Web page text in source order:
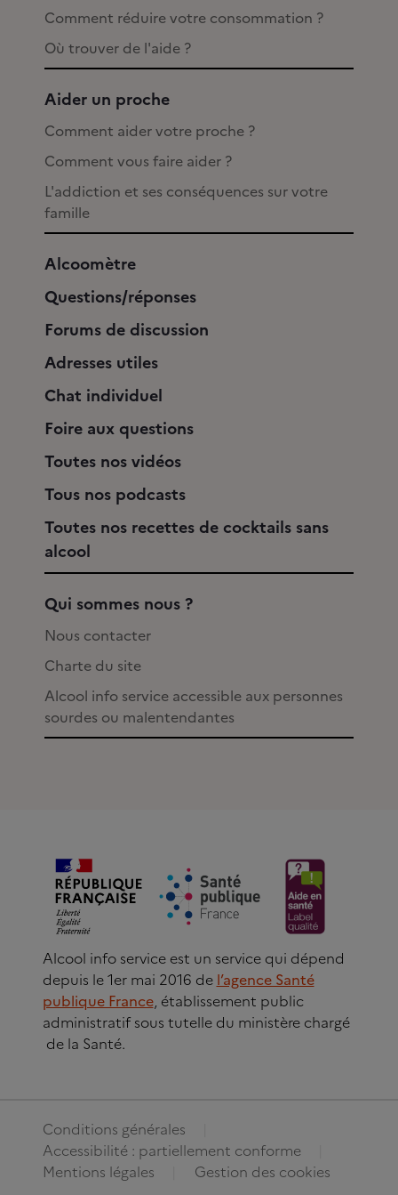
Comment réduire votre consommation ?
Où trouver de l'aide ?
Aider un proche
Comment aider votre proche ?
Comment vous faire aider ?
L'addiction et ses conséquences sur votre
famille
Alcoomètre
Questions/réponses
Forums de discussion
Adresses utiles
Chat individuel
Foire aux questions
Toutes nos vidéos
Tous nos podcasts
Toutes nos recettes de cocktails sans
alcool
Qui sommes nous ?
Nous contacter
Charte du site
Alcool info service accessible aux personnes
sourdes ou malentendantes
Alcool info service est un service qui dépend
depuis le 1er mai 2016 de l’agence Santé
publique France, établissement public
administratif sous tutelle du ministère chargé
de la Santé.
Conditions générales
Accessibilité : partiellement conforme
Mentions légales
Gestion des cookies